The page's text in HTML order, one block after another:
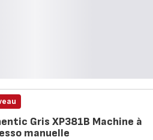
Gris XP381B Machine à
manuelle